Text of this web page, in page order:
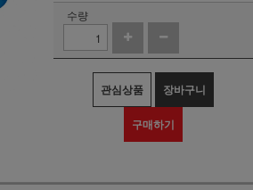
수량
관심상품 장바구니
구매하기